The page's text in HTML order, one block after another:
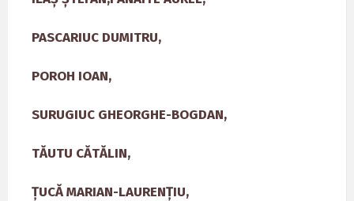
PASCARIUC DUMITRU,
POROH IOAN,
SURUGIUC GHEORGHE-BOGDAN,
TĂUTU CĂTĂLIN,
ȚUCĂ MARIAN-LAURENȚIU,